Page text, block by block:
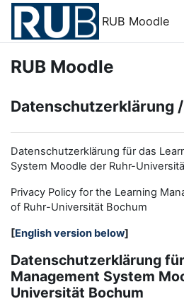
Zum Hauptinhalt
RUB Moodle
RUB Moodle
Datenschutzerklärung
Datenschutzerklärung für das
System Moodle der Ruhr-
Privacy Policy for the Learning M
of Ruhr-Universität Bochum
[English version below]
Datenschutzerklärung
Management System
Universität Bochum